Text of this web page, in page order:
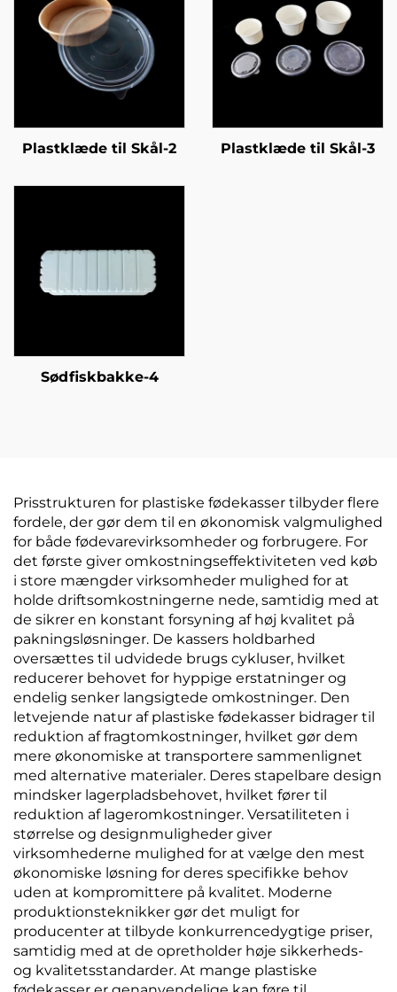
Plastklæde til Skål-2 Plastklæde til Skål-3
Sødfiskbakke-4
Prisstrukturen for plastiske fødekasser tilbyder flere
fordele, der gør dem til en økonomisk valgmulighed
for både fødevarevirksomheder og forbrugere. For
det første giver omkostningseffektiviteten ved køb
i store mængder virksomheder mulighed for at
holde driftsomkostningerne nede, samtidig med at
de sikrer en konstant forsyning af høj kvalitet på
pakningsløsninger. De kassers holdbarhed
oversættes til udvidede brugs cykluser, hvilket
reducerer behovet for hyppige erstatninger og
endelig senker langsigtede omkostninger. Den
letvejende natur af plastiske fødekasser bidrager til
reduktion af fragtomkostninger, hvilket gør dem
mere økonomiske at transportere sammenlignet
med alternative materialer. Deres stapelbare design
mindsker lagerpladsbehovet, hvilket fører til
reduktion af lageromkostninger. Versatiliteten i
størrelse og designmuligheder giver
virksomhederne mulighed for at vælge den mest
økonomiske løsning for deres specifikke behov
uden at kompromittere på kvalitet. Moderne
produktionsteknikker gør det muligt for
producenter at tilbyde konkurrencedygtige priser,
samtidig med at de opretholder høje sikkerheds-
og kvalitetsstandarder. At mange plastiske